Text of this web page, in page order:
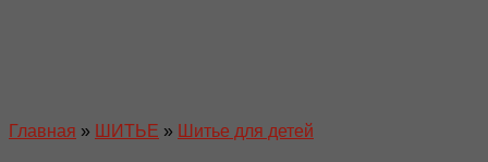
Главная » ШИТЬЕ » Шитье для детей